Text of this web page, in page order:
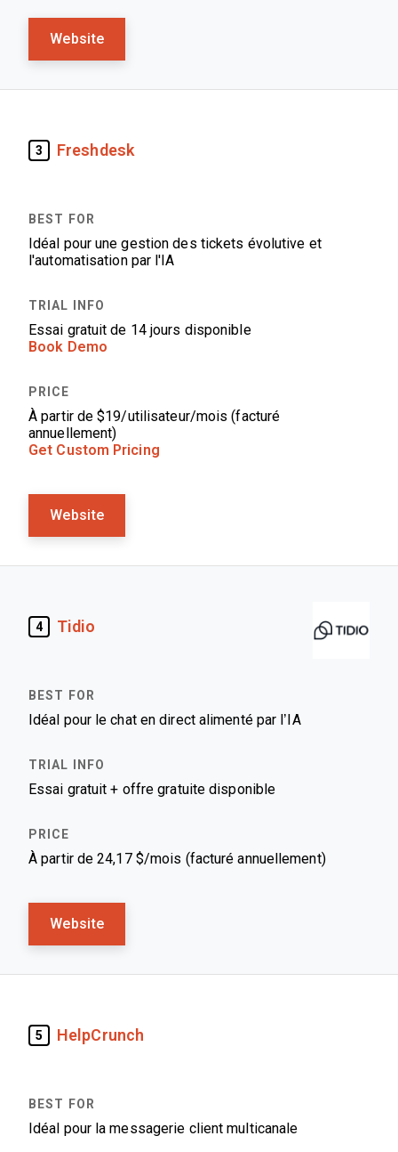
Website
3 Freshdesk
Idéal pour une gestion des tickets évolutive et
l'automatisation par l'IA
Essai gratuit de 14 jours disponible
Book Demo
À partir de $19/utilisateur/mois (facturé
annuellement)
Get Custom Pricing
Website
4 Tidio
Idéal pour le chat en direct alimenté par l’IA
Essai gratuit + offre gratuite disponible
À partir de 24,17 $/mois (facturé annuellement)
Website
5 HelpCrunch
Idéal pour la messagerie client multicanale